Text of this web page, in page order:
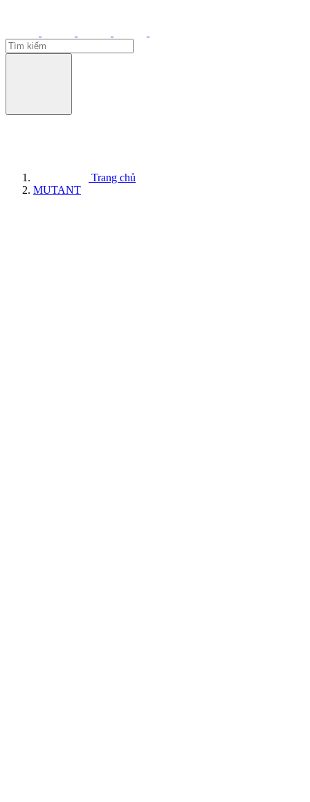
Trang chủ
MUTANT